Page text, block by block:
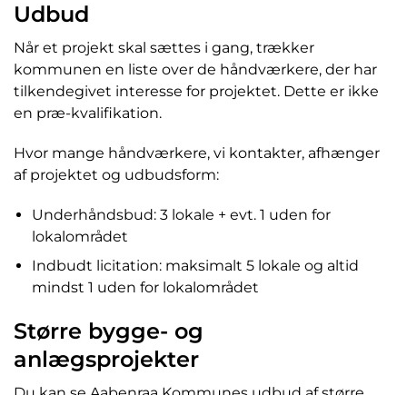
Udbud
Når et projekt skal sættes i gang, trækker
kommunen en liste over de håndværkere, der har
tilkendegivet interesse for projektet. Dette er ikke
en præ-kvalifikation.
Hvor mange håndværkere, vi kontakter, afhænger
af projektet og udbudsform:
Underhåndsbud: 3 lokale + evt. 1 uden for
lokalområdet
Indbudt licitation: maksimalt 5 lokale og altid
mindst 1 uden for lokalområdet
Større bygge- og
anlægsprojekter